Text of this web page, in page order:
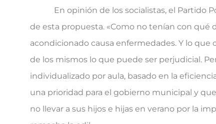
En opinión de los socialistas, el Partido
de esta propuesta. «Como no tenían con qué
acondicionado causa enfermedades. Y lo
de los mismos lo que puede ser perjudicial.
individualizado por aula, basado en la
una prioridad para el gobierno municipal y
no llevar a sus hijos e hijas en verano por la